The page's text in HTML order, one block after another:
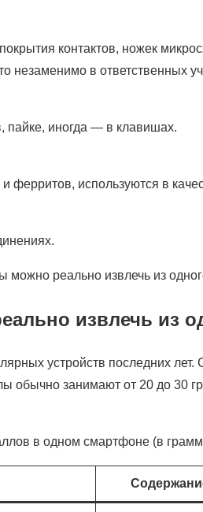
контактов, ножек
незаменимо в ответственных
пайке, иногда — в клавишах.
ферритов, используются в
извлечь из
устройств последних
обычно занимают от 20 до 30
в одном смартфоне (в